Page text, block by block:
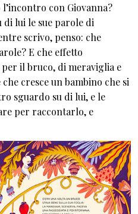
con Giovanna?
di lui le sue parole di
scrivo, penso: che
E che effetto
per il bruco, di meraviglia e
cresce un bambino che si
sguardo su di lui, e le
per raccontarlo, e